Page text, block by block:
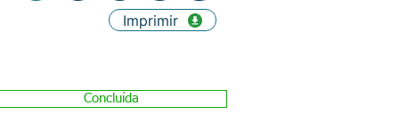
Imprimir
Concluída